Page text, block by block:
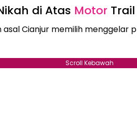
di Atas Motor Trail
asal Cianjur memilih menggelar
Scroll Kebawah